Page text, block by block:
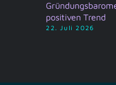
positiven Trend
22. Juli 2026